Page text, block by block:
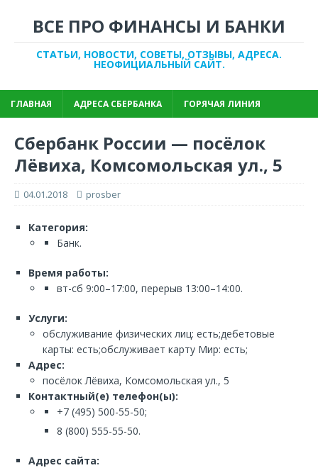
ВСЕ ПРО ФИНАНСЫ И БАНКИ
СТАТЬИ, НОВОСТИ, СОВЕТЫ, ОТЗЫВЫ, АДРЕСА.
НЕОФИЦИАЛЬНЫЙ САЙТ.
ГЛАВНАЯ АДРЕСА СБЕРБАНКА ГОРЯЧАЯ ЛИНИЯ
Сбербанк России — посёлок
Лёвиха, Комсомольская ул., 5
04.01.2018 prosber
Категория:
Банк.
Время работы:
вт-сб 9:00–17:00, перерыв 13:00–14:00.
Услуги:
обслуживание физических лиц: есть;дебетовые
карты: есть;обслуживает карту Мир: есть;
Адрес:
посёлок Лёвиха, Комсомольская ул., 5
Контактный(е) телефон(ы):
+7 (495) 500-55-50;
8 (800) 555-55-50.
Адрес сайта: